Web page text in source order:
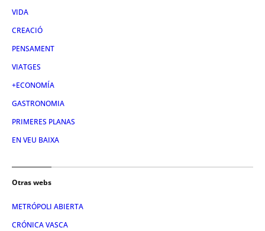
VIDA
CREACIÓ
PENSAMENT
VIATGES
+ECONOMÍA
GASTRONOMIA
PRIMERES PLANAS
EN VEU BAIXA
Otras webs
METRÓPOLI ABIERTA
CRÓNICA VASCA